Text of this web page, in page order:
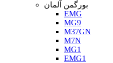
بورگمن آلمان
EMG
MG9
M37GN
M7N
MG1
EMG1